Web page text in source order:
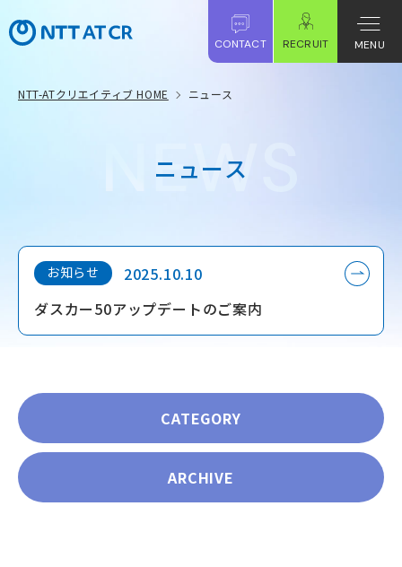
MENU
CONTACT RECRUIT
NTT-ATクリエイティブ HOME ニュース
ニ ュース
お知らせ
2025.10.10
ダスカー50アップデートのご案内
CATEGORY
ARCHIVE